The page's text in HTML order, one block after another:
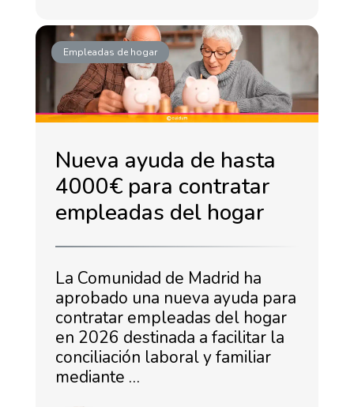
Empleadas de hogar
Nueva ayuda de hasta
4000€ para contratar
empleadas del hogar
La Comunidad de Madrid ha
aprobado una nueva ayuda para
contratar empleadas del hogar
en 2026 destinada a facilitar la
conciliación laboral y familiar
mediante …